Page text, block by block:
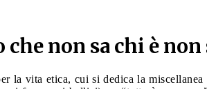
che non sa chi è
la vita etica, cui si dedica la